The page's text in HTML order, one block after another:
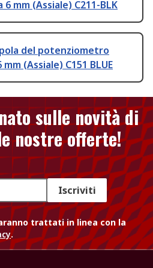
mm (Assiale) C211-BLK
del potenziometro
(Assiale) C151 BLUE
sulle novità di
nostre offerte!
Iscriviti
trattati in linea con la
.